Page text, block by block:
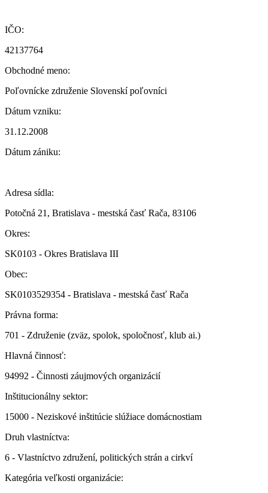
IČO:
42137764
Obchodné meno:
Poľovnícke združenie Slovenskí poľovníci
Dátum vzniku:
31.12.2008
Dátum zániku:
Adresa sídla:
Potočná 21, Bratislava - mestská časť Rača, 83106
Okres:
SK0103 - Okres Bratislava III
Obec:
SK0103529354 - Bratislava - mestská časť Rača
Právna forma:
701 - Združenie (zväz, spolok, spoločnosť, klub ai.)
Hlavná činnosť:
94992 - Činnosti záujmových organizácií
Inštitucionálny sektor:
15000 - Neziskové inštitúcie slúžiace domácnostiam
Druh vlastníctva:
6 - Vlastníctvo združení, politických strán a cirkví
Kategória veľkosti organizácie: